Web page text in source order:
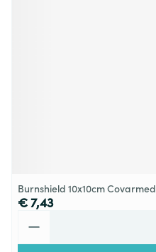
Burnshield 10x10cm Covarmed
€ 7,43